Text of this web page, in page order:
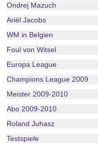
Ondrej Mazuch
Ariël Jacobs
WM in Belgien
Foul von Witsel
Europa League
Champions League 2009
Meister 2009-2010
Abo 2009-2010
Roland Juhasz
Testspiele